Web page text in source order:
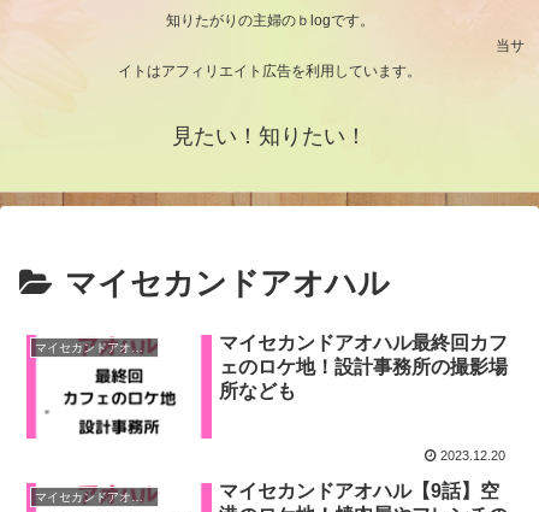
知りたがりの主婦のｂlogです。
当サ
イトはアフィリエイト広告を利用しています。
見たい！知りたい！
マイセカンドアオハル
マイセカンドアオハル
マイセカンドアオハル最終回カフ
ェのロケ地！設計事務所の撮影場
所なども
2023.12.20
マイセカンドアオハル
マイセカンドアオハル【9話】空